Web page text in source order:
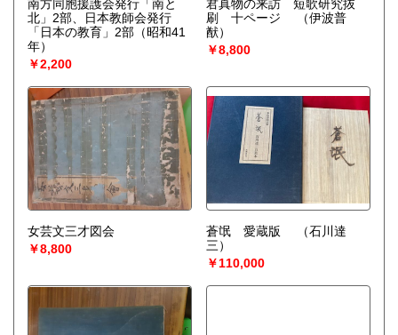
南方同胞援護会発行「南と
北」2部、日本教師会発行
「日本の教育」2部（昭和41
年）
￥2,200
君真物の来訪 短歌研究抜
刷 十ページ
（伊波普
猷）
￥8,800
女芸文三才図会
￥8,800
蒼氓 愛蔵版
（石川達
三）
￥110,000